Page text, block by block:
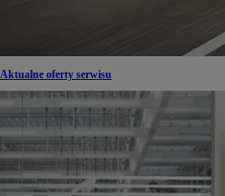
Aktualne oferty serwisu